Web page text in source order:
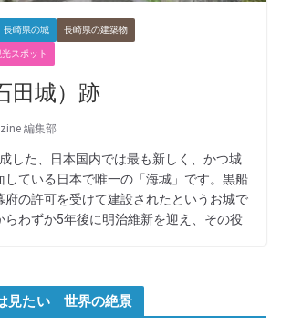
長崎県の城 長崎県の建築物
スポット
田城）跡
編集部
した、日本国内では最も新しく、かつ城
している日本で唯一の「海城」です。黒船
府の許可を受けて建設されたというお城で
らわずか5年後に明治維新を迎え、その役
見たい 世界の絶景